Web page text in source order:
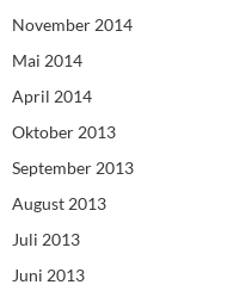
November 2014
Mai 2014
April 2014
Oktober 2013
September 2013
August 2013
Juli 2013
Juni 2013